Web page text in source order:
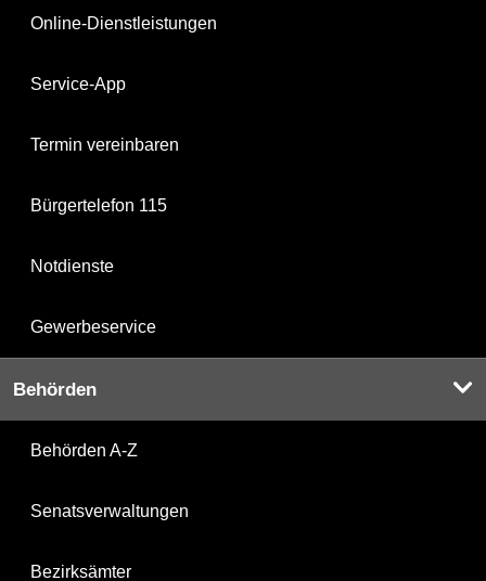
Online-Dienstleistungen
Service-App
Termin vereinbaren
Bürgertelefon 115
Notdienste
Gewerbeservice
Behörden
Behörden A-Z
Senatsverwaltungen
Bezirksämter